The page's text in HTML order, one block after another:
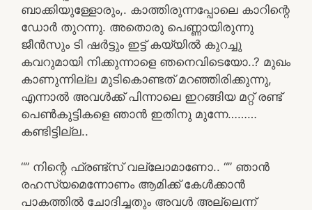
ബാക്കിയുള്ളോരും,. കാത്തിരുന്നപ്പോലെ കാറിന്റെ
ഡോർ തുറന്നു. അതൊരു പെണ്ണായിരുന്നു
ജീൻസും ടി ഷർട്ടും ഇട്ട് കയ്യിൽ കുറച്ചു
കവറുമായി നിക്കുന്നാളെ ഞനെവിടെയോ..? മുഖം
കാണുന്നില്ല മുടികൊണ്ടത് മറഞ്ഞിരിക്കുന്നു,
എന്നാൽ അവൾക്ക് പിന്നാലെ ഇറങ്ങിയ മറ്റ് രണ്ട്
പെൺകുട്ടികളെ ഞാൻ ഇതിനു മുന്നേ………
കണ്ടിട്ടില്ല..
“” നിന്റെ ഫ്രണ്ട്‌സ് വല്ലോമാണോ.. “” ഞാൻ
രഹസ്യമെന്നോണം ആമിക്ക് കേൾക്കാൻ
പാകത്തിൽ ചോദിച്ചതും അവൾ അല്ലെന്ന്